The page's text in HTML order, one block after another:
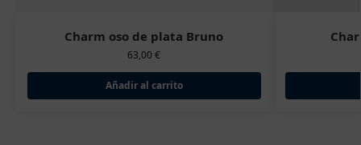
Charm oso de plata Bruno
63,00€
Añadir al carrito